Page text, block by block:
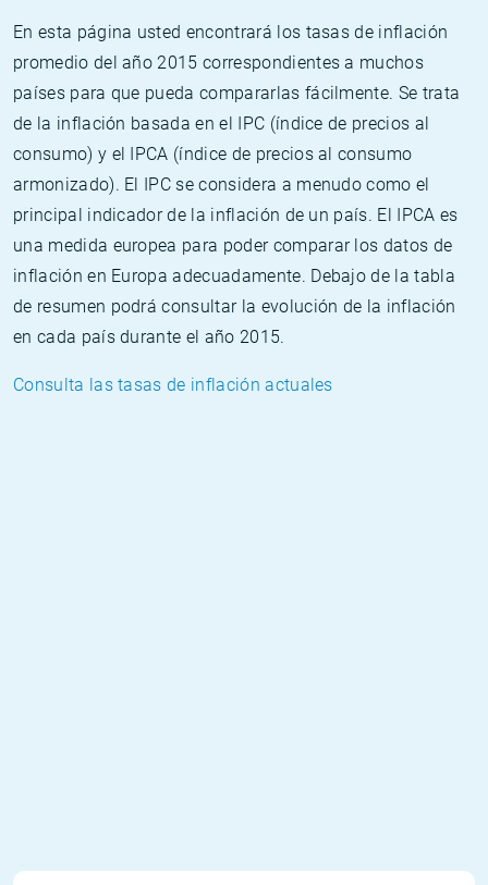
En esta página usted encontrará los tasas de inflación
promedio del año 2015 correspondientes a muchos
países para que pueda compararlas fácilmente. Se trata
de la inflación basada en el IPC (índice de precios al
consumo) y el IPCA (índice de precios al consumo
armonizado). El IPC se considera a menudo como el
principal indicador de la inflación de un país. El IPCA es
una medida europea para poder comparar los datos de
inflación en Europa adecuadamente. Debajo de la tabla
de resumen podrá consultar la evolución de la inflación
en cada país durante el año 2015.
Consulta las tasas de inflación actuales